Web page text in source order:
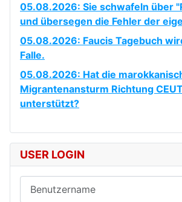
05.08.2026: Sie schwafeln über
und übersegen die Fehler der
05.08.2026: Faucis Tagebuch
Falle.
05.08.2026: Hat die
Migrantenansturm Richtung
unterstützt?
USER LOGIN